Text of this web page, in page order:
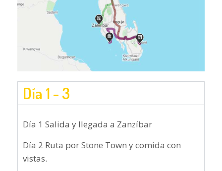
Día 1 - 3
Día 1 Salida y llegada a Zanzíbar
Día 2 Ruta por Stone Town y comida con
vistas.